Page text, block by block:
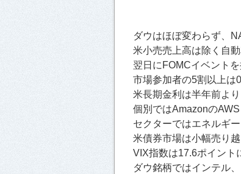
ダウはほぼ変わらず、
米小売売上高は除く自
翌日にFOMCイベント
市場参加者の5割以上は
米長期金利は半年前よ
個別ではAmazonの
セクターではエネルギ
米債券市場は小幅売り
VIX指数は17.6ポイント
ダウ銘柄ではインテル